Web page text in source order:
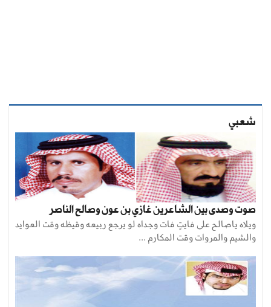
شعبي
صوت وصدى بين الشاعرين غازي بن عون وصالح الناصر
ويلاه ياصالح على فايتٍ فات وجداه لو يرجع ربيعه وقيظه وقت العوايد
والشيم والمروات وقت المكارم ...